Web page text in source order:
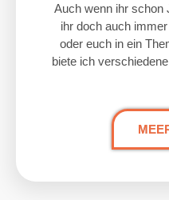
Auch wenn ihr schon
ihr doch auch
oder euch in ein
biete ich